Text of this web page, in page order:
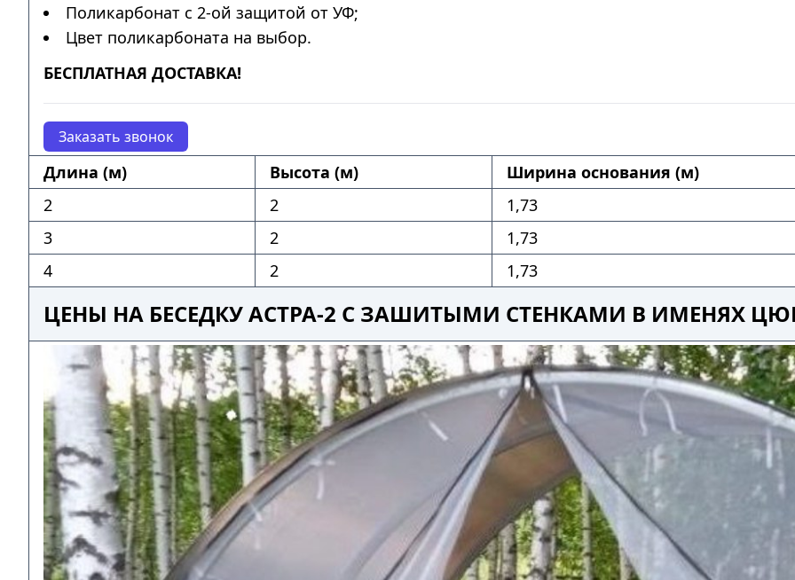
Поликарбонат с 2-ой защитой от УФ;
Цвет поликарбоната на выбор.
БЕСПЛАТНАЯ ДОСТАВКА!
Заказать звонок
Длина (м) Высота (м)
Ширина основания (м)
2
2
1,73
3
2
1,73
4
2 1,73
ЦЕНЫ НА БЕСЕДКУ АСТРА-2 С ЗАШИТЫМИ СТЕНКАМИ В ИМЕНЯХ